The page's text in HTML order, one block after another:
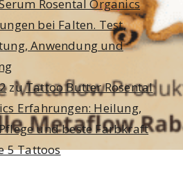
Rosental Organics
bei Falten. Test,
Anwendung und
zuTattoo Butter Rosental
Erfahrungen: Heilung,
und beste Farbkraft
5 Tattoos